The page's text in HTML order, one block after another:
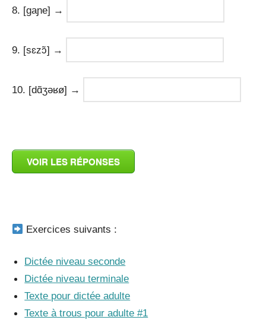
8. [ɡaɲe] →
9. [sɛzɔ̃] →
10. [dɑ̃ʒəʁø] →
VOIR LES RÉPONSES
Exercices suivants :
Dictée niveau seconde
Dictée niveau terminale
Texte pour dictée adulte
Texte à trous pour adulte #1